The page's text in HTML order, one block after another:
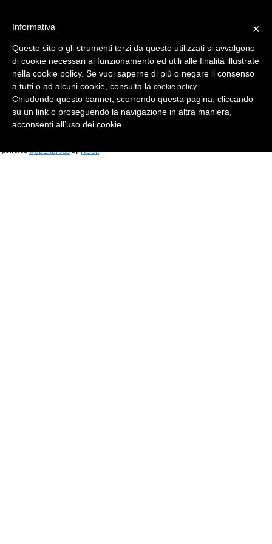
Versione DESKTOP
poweredwebExpressbyRSoft
×
Informativa
Questo sito o gli strumenti terzi da questo utilizzati si avvalgono
di cookie necessari al funzionamento ed utili alle finalità illustrate
nella cookie policy. Se vuoi saperne di più o negare il consenso
a tutti o ad alcuni cookie, consulta la cookie policy
Chiudendo questo banner, scorrendo questa pagina, cliccando
su un link o proseguendo la navigazione in altra maniera,
acconsenti all’uso dei cookie.